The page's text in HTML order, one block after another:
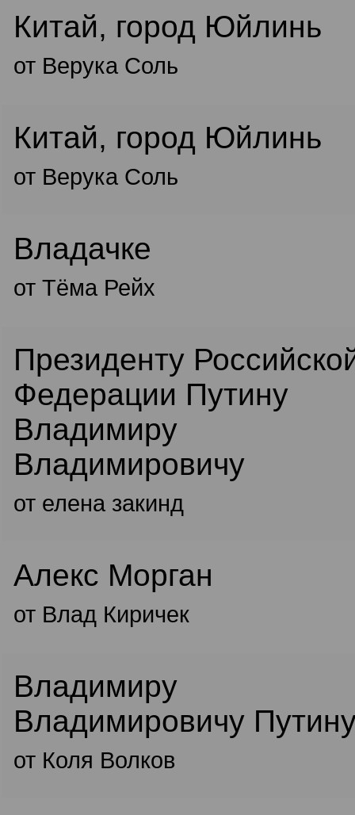
Китай, город Юйлинь
от Верука Соль
Китай, город Юйлинь
от Верука Соль
Владачке
от Тёма Рейх
Президенту
Федерации Путину
Владимиру
Владимировичу
от елена закинд
Алекс Морган
от Влад Киричек
Владимиру
Владимировичу
от Коля Волков